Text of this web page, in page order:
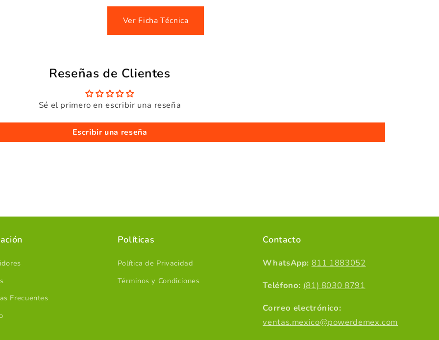
Ver Ficha Técnica
Reseñas de Clientes
Sé el primero en escribir una reseña
Escribir una reseña
Frecuentes
Políticas
Política de Privacidad
Términos y Condiciones
Contacto
WhatsApp: 811 1883052
Teléfono: (81) 8030 8791
Correo electrónico:
ventas.mexico@powerdemex.com